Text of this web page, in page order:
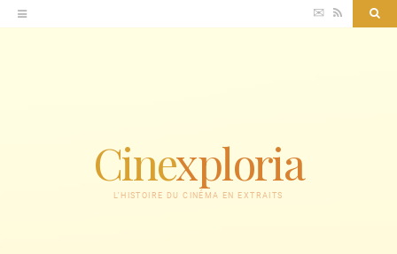
Accéder
au
✉ RSS
Cinexploria
L'HISTOIRE DU CINÉMA EN EXTRAITS